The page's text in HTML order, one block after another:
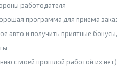
работодателя
программа для приема
авто и получить приятные
с моей прошлой работой их